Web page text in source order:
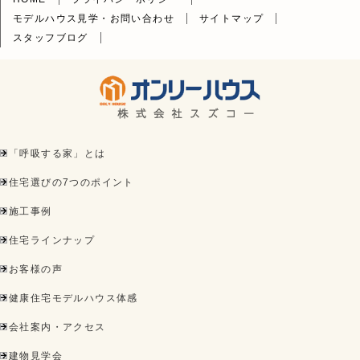
モデルハウス見学・お問い合わせ
サイトマップ
スタッフブログ
「呼吸する家」とは
住宅選びの7つのポイント
施工事例
住宅ラインナップ
お客様の声
健康住宅モデルハウス体感
会社案内・アクセス
建物見学会